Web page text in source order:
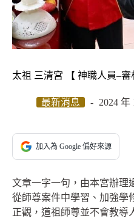
太祖 三清宮 【 神職人員–審
最新消息 2024 年
加入為 Google 偏好來源
文章一字一句，由本宮辦理
從師尊案件中學習、加強學
正觀，道祖師尊並不會教導